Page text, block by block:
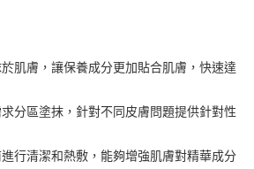
肌膚，讓保養成分更加貼合肌膚，快速達
分區塗抹，針對不同皮膚問題提供針對性
行清潔和熱敷，能夠增強肌膚對精華成分